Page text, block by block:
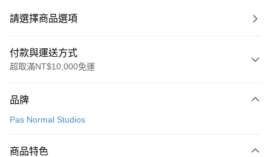
請選擇商品選項
付款與運送方式
超取滿NT$10,000免運
信用卡一次付款
LINE Pay
品牌
Pas Normal Studios
商品特色